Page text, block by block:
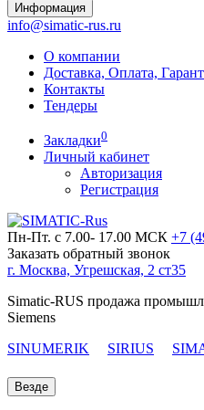
Информация
info@simatic-rus.ru
О компании
Доставка, Оплата,
Контакты
Тендеры
Закладки0
Личный кабинет
Авторизация
Регистрация
Пн-Пт. с 7.00- 17.00 МСК +7
Заказать обратный звонок
г. Москва, Угрешская, 2 ст35
Simatic-RUS продажа
Siemens
SINUMERIK
SIRIUS
Везде